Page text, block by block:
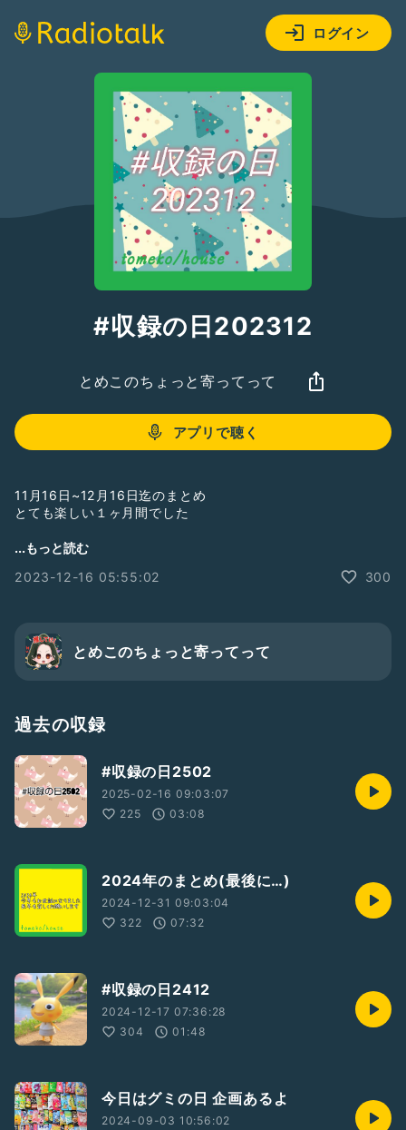
ログイン
#収録の日202312
とめこのちょっと寄ってって
アプリで聴く
11月16日~12月16日迄のまとめ
とても楽しい１ヶ月間でした
#収録の日202312
...もっと読む
2023-12-16 05:55:02
300
とめこのちょっと寄ってって
過去の収録
#収録の日2502
2025-02-16 09:03:07
225
03:08
2024年のまとめ(最後に…)
2024-12-31 09:03:04
322
07:32
#収録の日2412
2024-12-17 07:36:28
304
01:48
今日はグミの日 企画あるよ
2024-09-03 10:56:02